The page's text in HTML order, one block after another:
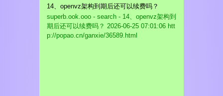
14、openvz架构到期后还可以续费吗？
superb.ook.ooo - search - 14、openvz架构到
期后还可以续费吗？ 2026-06-25 07:01:06 htt
p://popao.cn/ganxie/36589.html